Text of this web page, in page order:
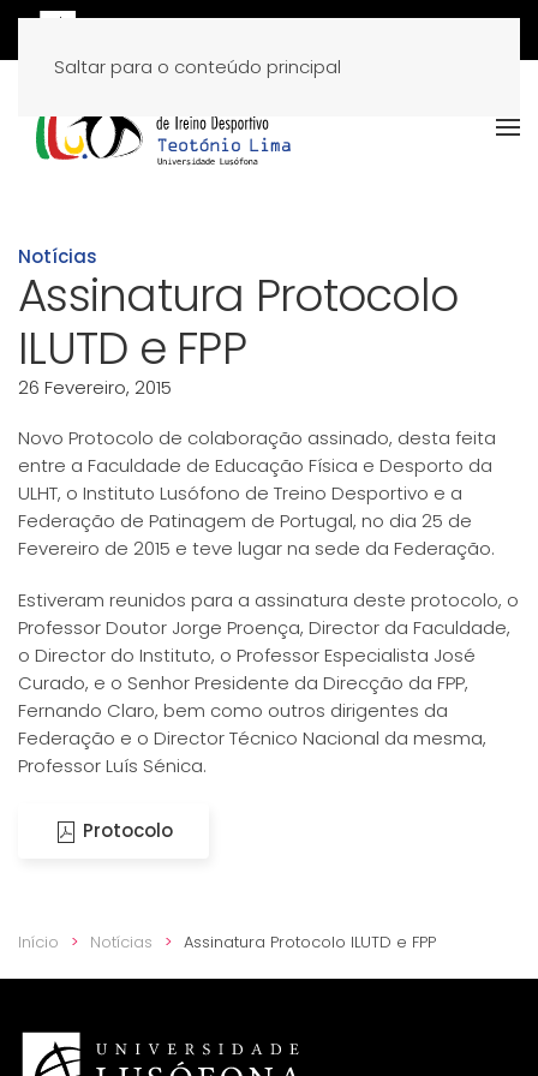
Saltar para o conteúdo principal
Notícias
Assinatura Protocolo
ILUTD e FPP
26 Fevereiro, 2015
Novo Protocolo de colaboração assinado, desta feita
entre a Faculdade de Educação Física e Desporto da
ULHT, o Instituto Lusófono de Treino Desportivo e a
Federação de Patinagem de Portugal, no dia 25 de
Fevereiro de 2015 e teve lugar na sede da Federação.
Estiveram reunidos para a assinatura deste protocolo, o
Professor Doutor Jorge Proença, Director da Faculdade,
o Director do Instituto, o Professor Especialista José
Curado, e o Senhor Presidente da Direcção da FPP,
Fernando Claro, bem como outros dirigentes da
Federação e o Director Técnico Nacional da mesma,
Professor Luís Sénica.
Protocolo
Início Notícias Assinatura Protocolo ILUTD e FPP